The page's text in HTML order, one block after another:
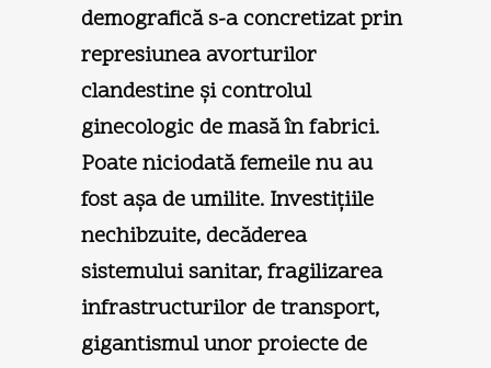
demografică s-a concretizat prin
represiunea avorturilor
clandestine şi controlul
ginecologic de masă în fabrici.
Poate niciodată femeile nu au
fost aşa de umilite. Investiţiile
nechibzuite, decăderea
sistemului sanitar, fragilizarea
infrastructurilor de transport,
gigantismul unor proiecte de